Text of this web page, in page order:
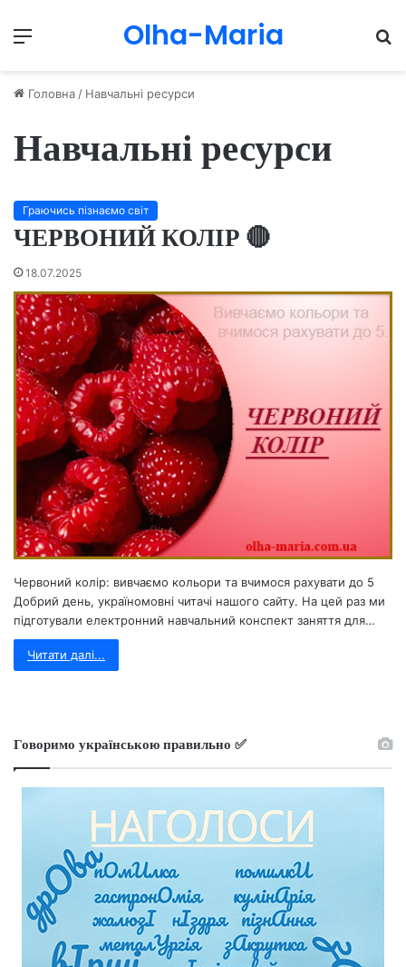
Menu Olha-Maria
Головна / Навчальні ресурси
Навчальні ресурси
Граючись пізнаємо світ
ЧЕРВОНИЙ КОЛІР 🔴
18.07.2025
Червоний колір: вивчаємо кольори та вчимося рахувати до 5
Добрий день, україномовні читачі нашого сайту. На цей раз ми
підготували електронний навчальний конспект заняття для…
Читати далі...
Говоримо українською правильно ✅